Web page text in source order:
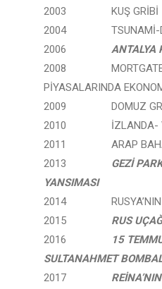
2003 KUŞ GRİBİ
2004 TSUNAMİ-
2006 ANTALYA
2008 MORTGATE-
PİYASALARINDA
2009 DOMUZ
2010 İZLANDA-
2011 ARAP
2013 GEZİ
YANSIMASI
2014 RUSYA’NIN
2015 RUS
2016
15
SULTANAHMET
2017